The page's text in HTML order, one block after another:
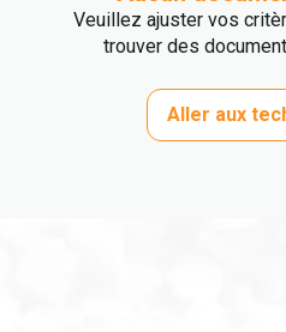
Veuillez ajuster vos
trouver des
Aller aux